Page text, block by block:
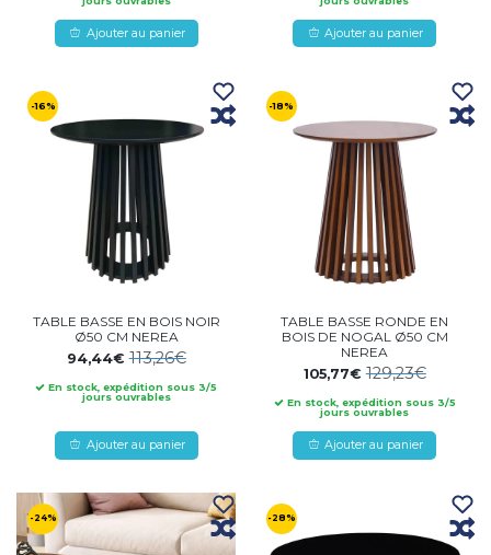
Ajouter au panier Ajouter au panier
-16%
TABLE BASSE EN BOIS NOIR
Ø50 CM NEREA
94,44€113,26€
En stock, expédition sous 3/5
jours ouvrables
Ajouter au panier
-18%
TABLE BASSE RONDE EN
BOIS DE NOGAL Ø50 CM
NEREA
105,77€129,23€
En stock, expédition sous 3/5
jours ouvrables
Ajouter au panier
-24% -28%